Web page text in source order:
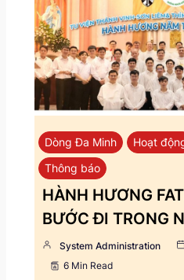
Dòng Đa Minh Hoạt
Thông báo
HÀNH HƯƠNG
BƯỚC ĐI TRONG
System Administration
6 Min Read